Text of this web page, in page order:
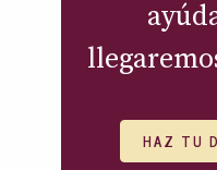
HAZ TU